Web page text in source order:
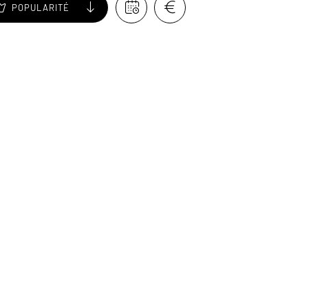
POPULARITÉ